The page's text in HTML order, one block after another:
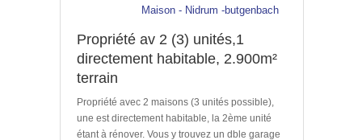
Maison - Nidrum -butgenbach
Propriété av 2 (3) unités,1
directement habitable, 2.900m²
terrain
Propriété avec 2 maisons (3 unités possible),
une est directement habitable, la 2ème unité
étant à rénover. Vous y trouvez un dble garage